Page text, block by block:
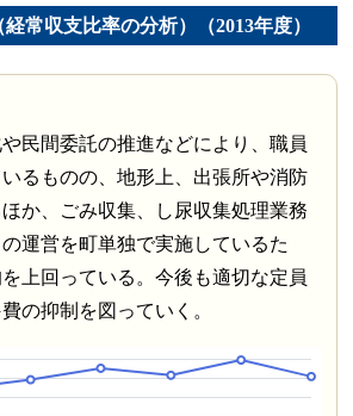
常収支比率の分析）（2013年度）
民間委託の推進などにより、職員
るものの、地形上、出張所や消防
か、ごみ収集、し尿収集処理業務
運営を町単独で実施しているた
上回っている。今後も適切な定員
の抑制を図っていく。